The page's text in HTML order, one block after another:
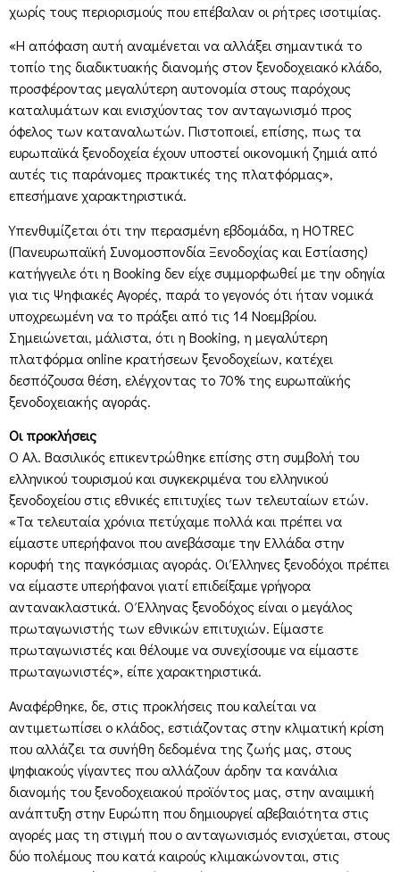
χωρίς τους περιορισμούς που επέβαλαν οι ρήτρες ισοτιμίας.
«Η απόφαση αυτή αναμένεται να αλλάξει σημαντικά το
τοπίο της διαδικτυακής διανομής στον ξενοδοχειακό κλάδο,
προσφέροντας μεγαλύτερη αυτονομία στους παρόχους
καταλυμάτων και ενισχύοντας τον ανταγωνισμό προς
όφελος των καταναλωτών. Πιστοποιεί, επίσης, πως τα
ευρωπαϊκά ξενοδοχεία έχουν υποστεί οικονομική ζημιά από
αυτές τις παράνομες πρακτικές της πλατφόρμας»,
επεσήμανε χαρακτηριστικά.
Υπενθυμίζεται ότι την περασμένη εβδομάδα, η HOTREC
(Πανευρωπαϊκή Συνομοσπονδία Ξενοδοχίας και Εστίασης)
κατήγγειλε ότι η Booking δεν είχε συμμορφωθεί με την οδηγία
για τις Ψηφιακές Αγορές, παρά το γεγονός ότι ήταν νομικά
υποχρεωμένη να το πράξει από τις 14 Νοεμβρίου.
Σημειώνεται, μάλιστα, ότι η Booking, η μεγαλύτερη
πλατφόρμα online κρατήσεων ξενοδοχείων, κατέχει
δεσπόζουσα θέση, ελέγχοντας το 70% της ευρωπαϊκής
ξενοδοχειακής αγοράς.
Οι προκλήσεις
Ο Αλ. Βασιλικός επικεντρώθηκε επίσης στη συμβολή του
ελληνικού τουρισμού και συγκεκριμένα του ελληνικού
ξενοδοχείου στις εθνικές επιτυχίες των τελευταίων ετών.
«Τα τελευταία χρόνια πετύχαμε πολλά και πρέπει να
είμαστε υπερήφανοι που ανεβάσαμε την Ελλάδα στην
κορυφή της παγκόσμιας αγοράς. Οι Έλληνες ξενοδόχοι πρέπει
να είμαστε υπερήφανοι γιατί επιδείξαμε γρήγορα
αντανακλαστικά. Ο Έλληνας ξενοδόχος είναι ο μεγάλος
πρωταγωνιστής των εθνικών επιτυχιών. Είμαστε
πρωταγωνιστές και θέλουμε να συνεχίσουμε να είμαστε
πρωταγωνιστές», είπε χαρακτηριστικά.
Αναφέρθηκε, δε, στις προκλήσεις που καλείται να
αντιμετωπίσει ο κλάδος, εστιάζοντας στην κλιματική κρίση
που αλλάζει τα συνήθη δεδομένα της ζωής μας, στους
ψηφιακούς γίγαντες που αλλάζουν άρδην τα κανάλια
διανομής του ξενοδοχειακού προϊόντος μας, στην αναιμική
ανάπτυξη στην Ευρώπη που δημιουργεί αβεβαιότητα στις
αγορές μας τη στιγμή που ο ανταγωνισμός ενισχύεται, στους
δύο πολέμους που κατά καιρούς κλιμακώνονται, στις